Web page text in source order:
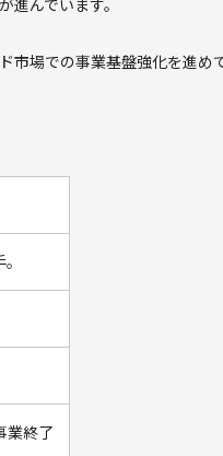
場での事業基盤強化を進め
業終了